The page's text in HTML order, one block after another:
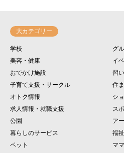
大カテゴリー
学校
グ
美容・健康
イ
おでかけ施設
習
子育て支援・サークル
住
オトク情報
シ
求人情報・就職支援
ス
公園
ア
暮らしのサービス
福
ペット
マ